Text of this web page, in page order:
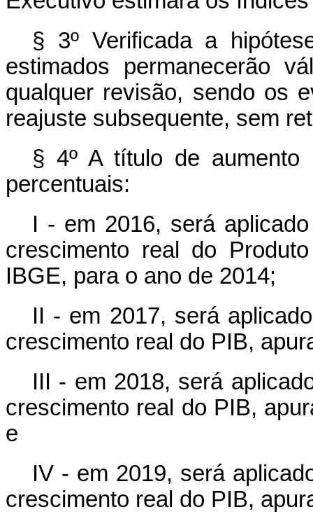
§ 3º Verificada a
estimados permanecerão
qualquer revisão, sendo os
reajuste subsequente, sem
§ 4º A título de aumento
percentuais:
I - em 2016, será
crescimento real do
IBGE, para o ano de 2014;
II - em 2017, será
crescimento real do PIB,
III - em 2018, será
crescimento real do PIB,
e
IV - em 2019, será
crescimento real do PIB,